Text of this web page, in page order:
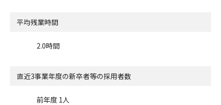
平均残業時間
2.0時間
直近3事業年度の新卒者等の採用者数
前年度 1人